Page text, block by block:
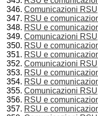
Comunicazioni RSU
RSU e
RSU e
Comunicazioni RSU
RSU e
RSU e
Comunicazioni RSU
RSU e
RSU e
Comunicazioni RSU
RSU e
RSU e